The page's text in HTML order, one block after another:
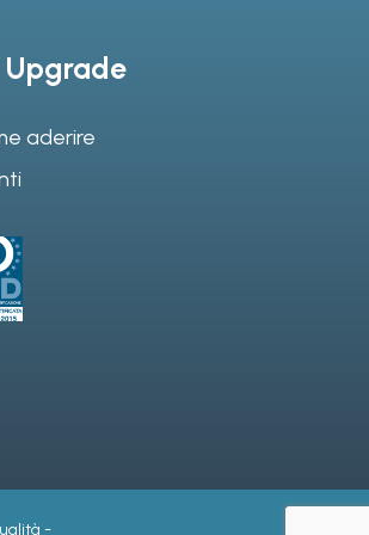
Upgrade
aderire
-